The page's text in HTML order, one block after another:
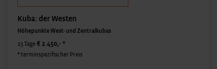
Kuba: der Westen
Höhepunkte West- und Zentralkubas
15 Tage € 2.450,- *
* terminspezifischer Preis